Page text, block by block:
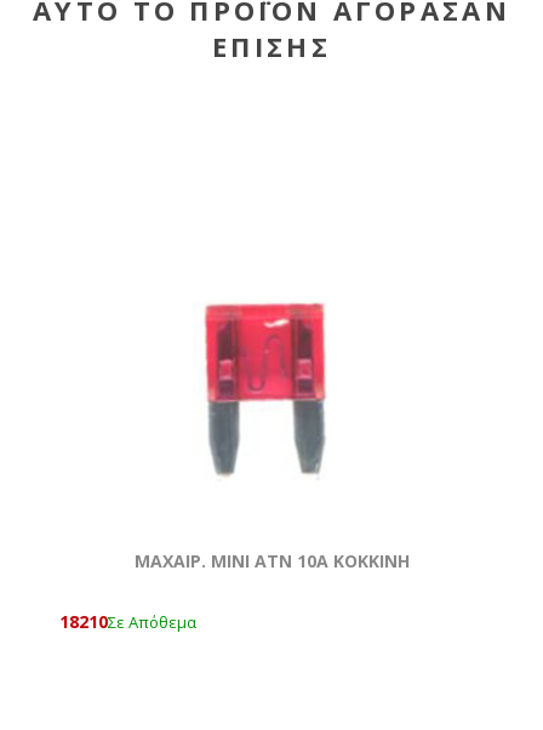
ΑΥΤΌ ΤΟ ΠΡΟΪΌΝ ΑΓΌΡΑΣΑΝ
ΕΠΊΣΗΣ
ΜΑΧΑΙΡ. ΜΙΝΙ ATN 10Α ΚΟΚΚΙΝΗ
18210Σε Απόθεμα